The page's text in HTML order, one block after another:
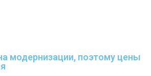
модернизации, поэтому цены